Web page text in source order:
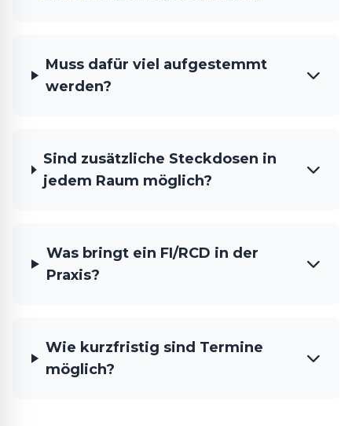
Muss dafür viel aufgestemmt
werden?
Sind zusätzliche Steckdosen in
jedem Raum möglich?
Was bringt ein FI/RCD in der
Praxis?
Wie kurzfristig sind Termine
möglich?